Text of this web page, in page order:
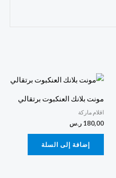
مونت بلانك العنكبوت برتقالي
اقلام ماركة
180,00 ر.س
إضافة إلى السلة